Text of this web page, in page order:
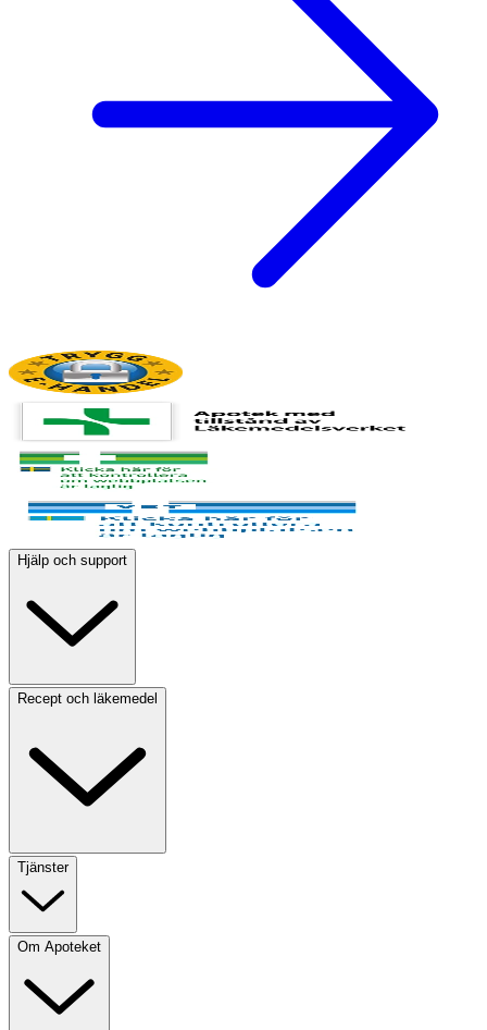
Hjälp och support
Recept och läkemedel
Tjänster
Om Apoteket